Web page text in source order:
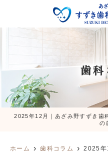
歯科
2025年12月｜あざみ野すずき歯
の
ホーム 歯科コラム 2025年